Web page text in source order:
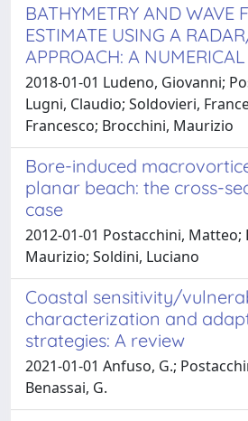
BATHYMETRY AND WAVE
ESTIMATE USING A
APPROACH: A
2018-01-01 Ludeno, Giovanni;
Lugni, Claudio; Soldovieri,
Francesco; Brocchini, Maurizio
Bore-induced
planar beach: the cross-
case
2012-01-01 Postacchini, Matteo;
Maurizio; Soldini, Luciano
Coastal sensitivity/
characterization and
strategies: A review
2021-01-01 Anfuso, G.;
Benassai, G.